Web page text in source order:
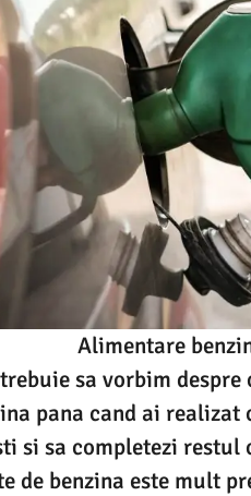
Alimentare
sa vorbim
pana cand ai
si sa completezi
de benzina este mult